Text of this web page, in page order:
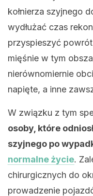
kołnierza szyjnego
wydłużać czas
przyspieszyć powrót
mięśnie w tym
nierównomiernie
napięte, a inne
W związku z tym
osoby, które
szyjnego po
normalne życie.
chirurgicznych do
prowadzenie